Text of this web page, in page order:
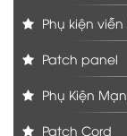
Phụ kiện
Patch panel
Phụ Kiện
Patch Cord